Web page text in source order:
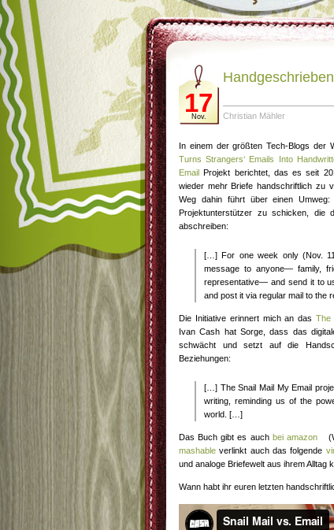
17
Nov. Christian Mähler
In einem der größten Tech-Blogs der
Turns Strangers‘ Emails Into
Email Projekt berichtet, das es seit
wieder mehr Briefe handschriftlich zu
Weg dahin führt über einen
Projektunterstützer zu schicken, die
abschreiben:
[…] For one week only (Nov.
message to anyone— family,
representative— and send it to
and post it via regular mail to the
Die Initiative erinnert mich an das The
Ivan Cash hat Sorge, dass das
schwächt und setzt auf die
Beziehungen:
[…] The Snail Mail My Email
writing, reminding us of the
world. […]
Das Buch gibt es auch bei amazon
mashable verlinkt auch das folgende
und analoge Briefewelt aus ihrem Alltag
Wann habt ihr euren letzten